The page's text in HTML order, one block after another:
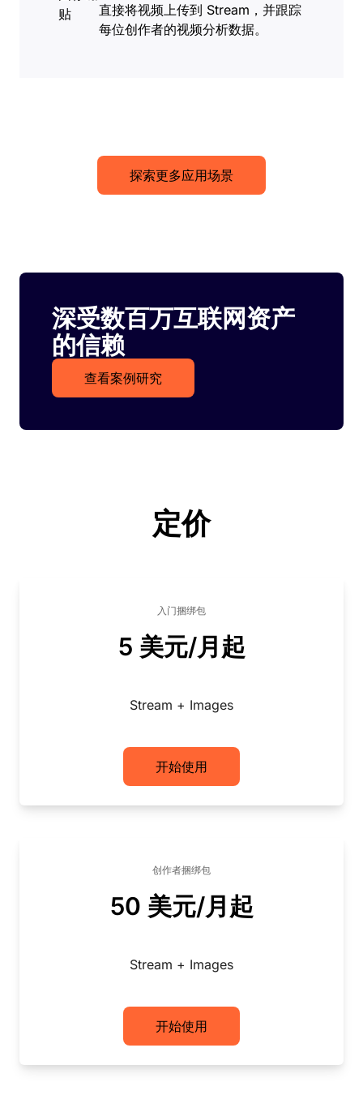
直接将视频上传到 Stream，并跟踪
每位创作者的视频分析数据。
探索更多应用场景
深受数百万互联网资产
的信赖
查看案例研究
定价
入门捆绑包
5 美元/月起
Stream + Images
开始使用
创作者捆绑包
50 美元/月起
Stream + Images
开始使用